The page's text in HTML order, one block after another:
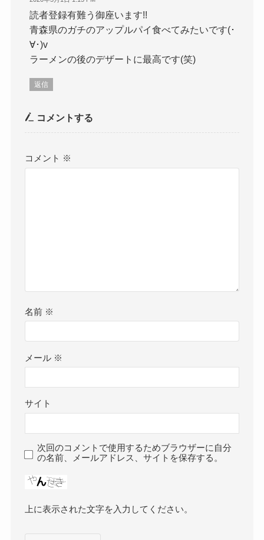
読者登録有難う御座います!!
青森県のガチのアップルパイ食べてみたいです(･
∀･)v
ラーメンの後のデザートに最高です(笑)
返信
コメントする
コメント ※
名前 ※
メール ※
サイト
次回のコメントで使用するためブラウザーに自分
の名前、メールアドレス、サイトを保存する。
上に表示された文字を入力してください。